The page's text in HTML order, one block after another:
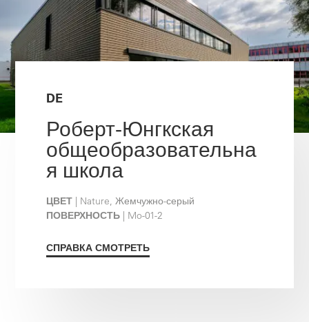
DE
Роберт-Юнгкская
общеобразовательна
я школа
ЦВЕТ | Nature, Жемчужно-серый
ПОВЕРХНОСТЬ | Mo-01-2
СПРАВКА СМОТРЕТЬ